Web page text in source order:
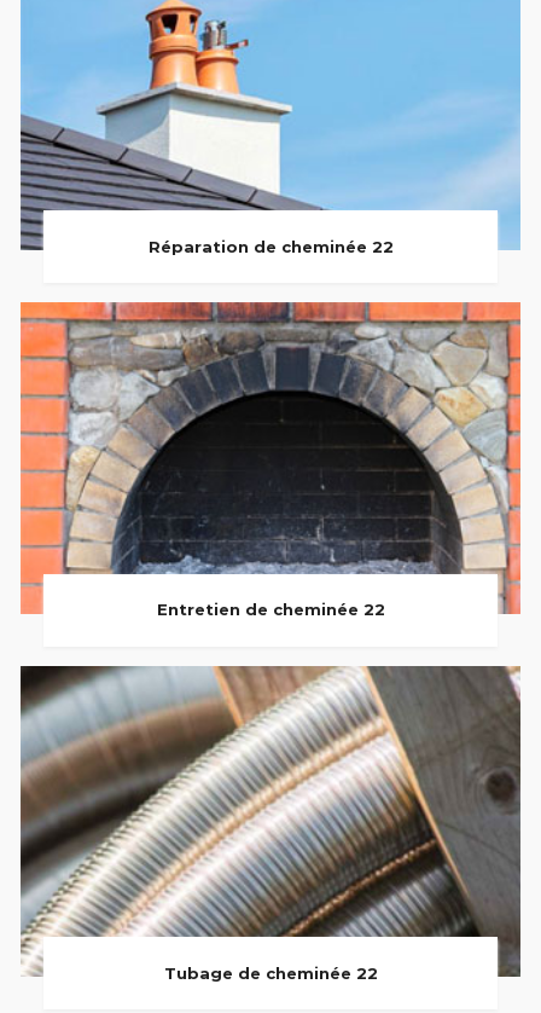
Réparation de cheminée 22
Entretien de cheminée 22
Tubage de cheminée 22